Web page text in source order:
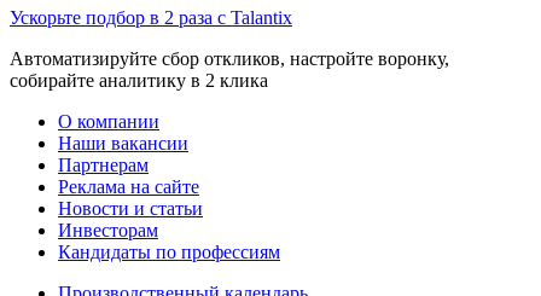
Ускорьте подбор в 2 раза с Talantix
Автоматизируйте сбор откликов, настройте воронку,
собирайте аналитику в 2 клика
О компании
Наши вакансии
Партнерам
Реклама на сайте
Новости и статьи
Инвесторам
Кандидаты по профессиям